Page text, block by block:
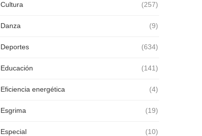
Cultura (257)
Danza (9)
Deportes (634)
Educación (141)
Eficiencia energética (4)
Esgrima (19)
Especial (10)